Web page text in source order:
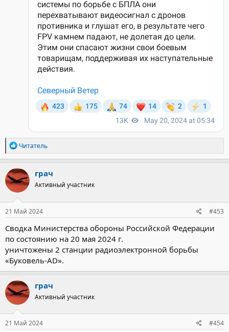
Р
е
а
к
ц
и
и
:
Читатель
грач
Активный участник
21 Май 2024 #453
Сводка Министерства обороны Российской Федерации
по состоянию на 20 мая 2024 г.
уничтожены 2 станции радиоэлектронной борьбы
«Буковель-AD».
грач
Активный участник
21 Май 2024 #454